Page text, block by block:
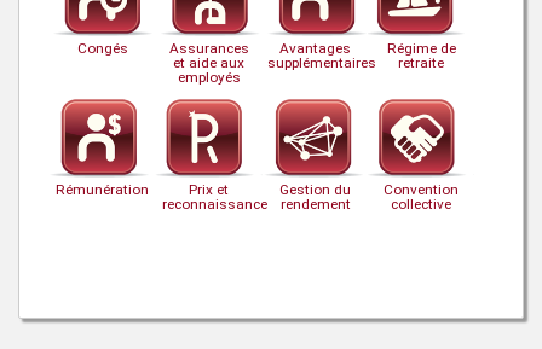
Congés
Assurances
et aide aux
employés
Avantages
supplémentaires
Régime de
retraite
Rémunération
Prix et
reconnaissance
Gestion du
rendement
Convention
collective